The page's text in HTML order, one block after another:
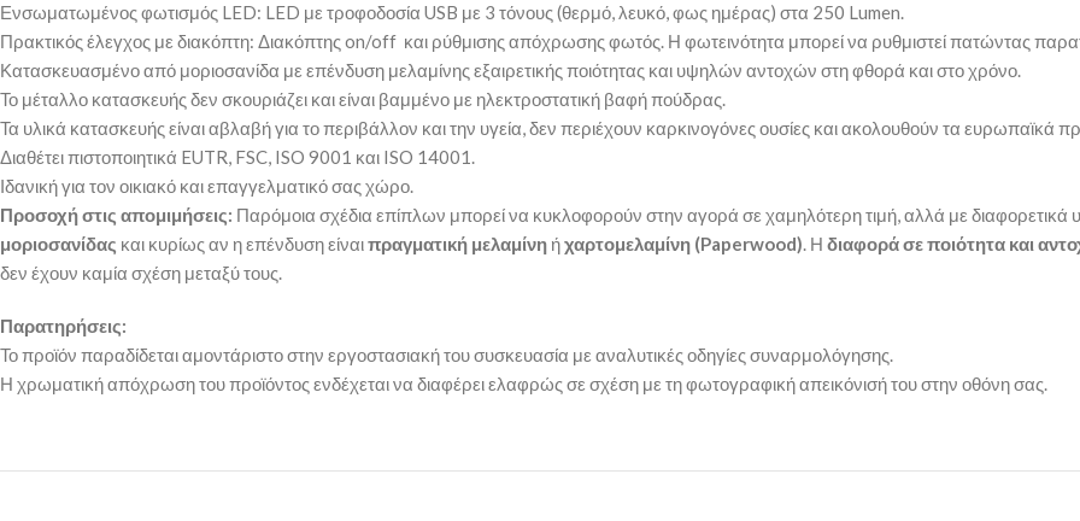
Ενσωματωμένος φωτισμός LED: LED με τροφοδοσία USB με 3 τόνους (θερμό, λευκό, φως ημέρας) στα 250 Lumen.
Πρακτικός έλεγχος με διακόπτη: Διακόπτης on/off και ρύθμισης απόχρωσης φωτός. Η φωτεινότητα μπορεί να ρυθμιστεί πατώντας
Κατασκευασμένο από μοριοσανίδα με επένδυση μελαμίνης εξαιρετικής ποιότητας και υψηλών αντοχών στη φθορά και στο χρόνο.
Το μέταλλο κατασκευής δεν σκουριάζει και είναι βαμμένο με ηλεκτροστατική βαφή πούδρας.
Τα υλικά κατασκευής είναι αβλαβή για το περιβάλλον και την υγεία, δεν περιέχουν καρκινογόνες ουσίες και ακολουθούν τα ευρωπαϊκά
Διαθέτει πιστοποιητικά EUTR, FSC, ISO 9001 και ISO 14001.
Ιδανική για τον οικιακό και επαγγελματικό σας χώρο.
Προσοχή στις απομιμήσεις: Παρόμοια σχέδια επίπλων μπορεί να κυκλοφορούν στην αγορά σε χαμηλότερη τιμή, αλλά με διαφορετικά
μοριοσανίδας και κυρίως αν η επένδυση είναιπραγματική μελαμίνη ήχαρτομελαμίνη (Paperwood). Η διαφορά σε ποιότητα και
δεν έχουν καμία σχέση μεταξύ τους.
Παρατηρήσεις:
Το προϊόν παραδίδεται αμοντάριστο στην εργοστασιακή του συσκευασία με αναλυτικές οδηγίες συναρμολόγησης.
Η χρωματική απόχρωση του προϊόντος ενδέχεται να διαφέρει ελαφρώς σε σχέση με τη φωτογραφική απεικόνισή του στην οθόνη σας.